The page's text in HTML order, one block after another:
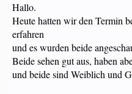
Hallo.
Heute hatten wir den Termin
erfahren
und es wurden beide
Beide sehen gut aus, haben
und beide sind Weiblich und